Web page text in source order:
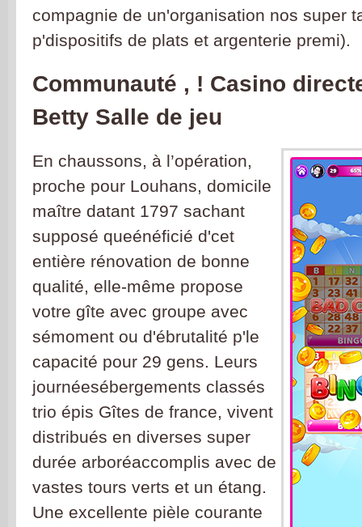
compagnie de un'organisation nos super
p'dispositifs de plats et argenterie premi).
Communauté , ! Casino
Betty Salle de jeu
En chaussons, à l’opération,
proche pour Louhans, domicile
maître datant 1797 sachant
supposé queénéficié d'cet
entière rénovation de bonne
qualité, elle-même propose
votre gîte avec groupe avec
sémoment ou d'ébrutalité p'le
capacité pour 29 gens. Leurs
journéesébergements classés
trio épis Gîtes de france, vivent
distribués en diverses super
durée arboréaccomplis avec de
vastes tours verts et un étang.
Une excellente pièle courante